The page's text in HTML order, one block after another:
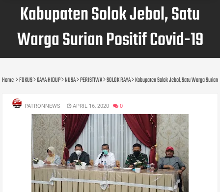
Kabupaten Solok Jebol, Satu
Warga Surian Positif Covid-19
Home FOKUS GAYA HIDUP NUSA PERISTIWA SOLOK RAYA Kabupaten Solok Jebol, Satu Warga Surian
PATRONNEWS APRIL 16, 2020 0